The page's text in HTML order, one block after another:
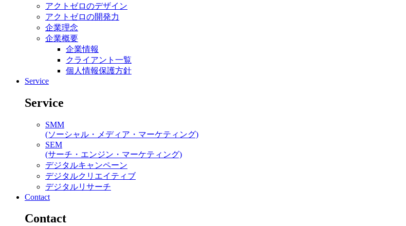
アクトゼロのデザイン
アクトゼロの開発力
企業理念
企業概要
企業情報
クライアント一覧
個人情報保護方針
Service
Service
SMM
(ソーシャル・メディア・マーケティング)
SEM
(サーチ・エンジン・マーケティング)
デジタルキャンペーン
デジタルクリエイティブ
デジタルリサーチ
Contact
Contact